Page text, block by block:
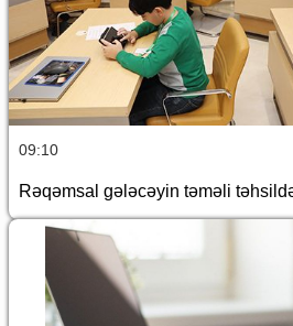
09:10
Rəqəmsal gələcəyin təməli